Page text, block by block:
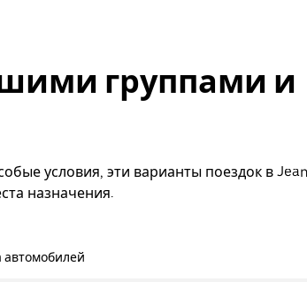
группами и
условия, эти варианты поездок в
назначения.
автомобилей